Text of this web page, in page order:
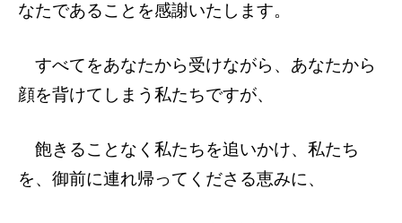
なたであることを感謝いたします。
すべてをあなたから受けながら、あなたから
顔を背けてしまう私たちですが、
飽きることなく私たちを追いかけ、私たち
を、御前に連れ帰ってくださる恵みに、